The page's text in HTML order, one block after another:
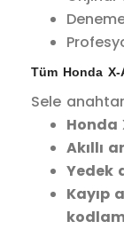
Tüm Honda X-
Sele
Honda
Akıllı
Yedek
Kayıp